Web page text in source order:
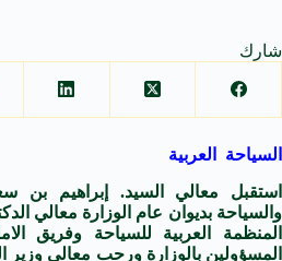
شارك
السياحة العربية
استقبل معالي السيد. إبراهيم بن
والسياحة بديوان عام الوزارة معالي
المنظمة العربية للسياحة وفريق
المسؤولين بالوزارة ورحب معالي وزير